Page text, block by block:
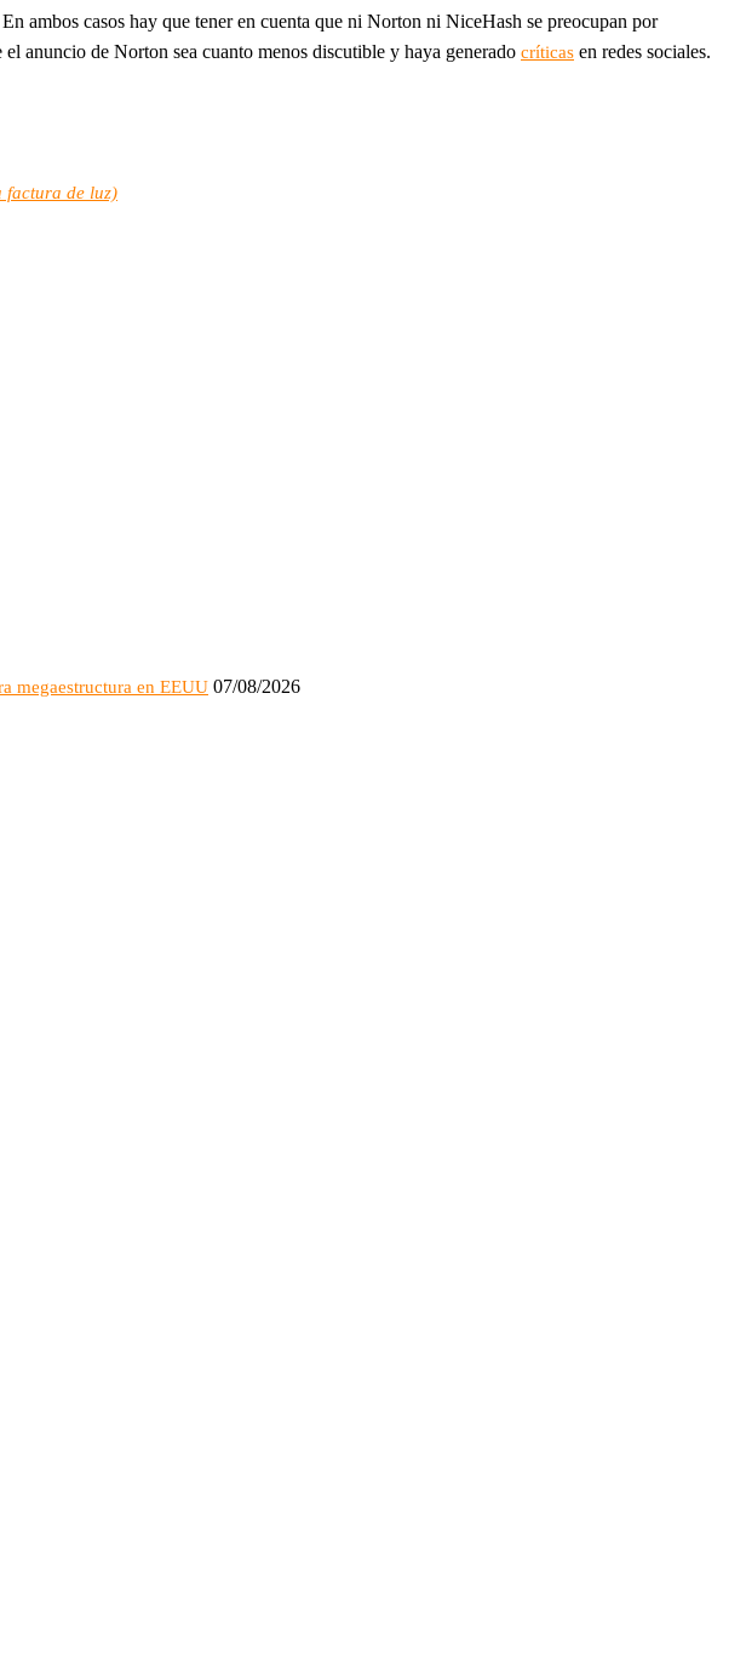
ambos casos hay que tener en cuenta que ni Norton ni NiceHash se preocupan por
el anuncio de Norton sea cuanto menos discutible y haya generado críticas en redes sociales.
factura de luz)
megaestructura en EEUU 07/08/2026